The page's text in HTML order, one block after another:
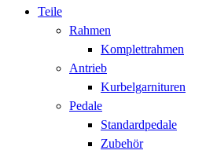
Teile
Rahmen
Komplettrahmen
Antrieb
Kurbelgarnituren
Pedale
Standardpedale
Zubehör